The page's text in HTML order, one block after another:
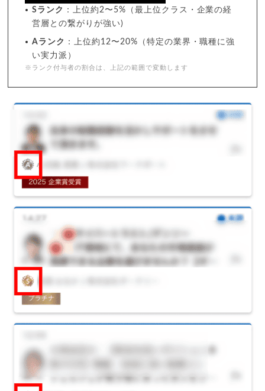
Sランク
：上位約2〜5%（最上位クラス・企業の経
営層との繋がりが強い)
Aランク
：上位約12〜20%（特定の業界・職種に強
い実力派）
※ランク付与者の割合は、上記の範囲で変動します